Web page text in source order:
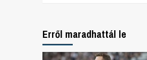
Erről maradhattál le